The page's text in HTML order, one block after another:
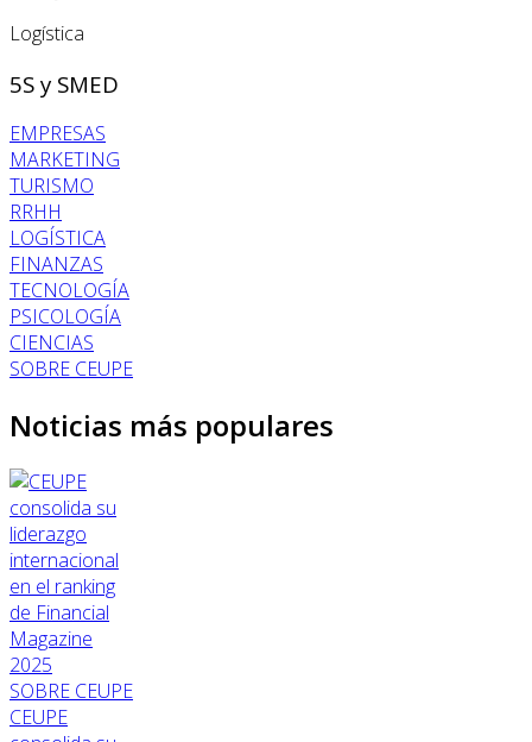
Logística
5S y SMED
EMPRESAS
MARKETING
TURISMO
RRHH
LOGÍSTICA
FINANZAS
TECNOLOGÍA
PSICOLOGÍA
CIENCIAS
SOBRE CEUPE
Noticias más populares
SOBRE CEUPE
CEUPE